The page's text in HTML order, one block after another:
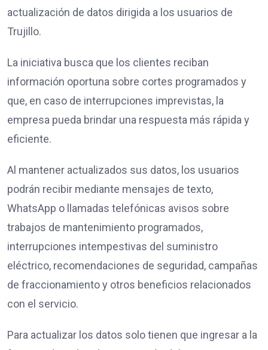
actualización de datos dirigida a los usuarios de
Trujillo.
La iniciativa busca que los clientes reciban
información oportuna sobre cortes programados y
que, en caso de interrupciones imprevistas, la
empresa pueda brindar una respuesta más rápida y
eficiente.
Al mantener actualizados sus datos, los usuarios
podrán recibir mediante mensajes de texto,
WhatsApp o llamadas telefónicas avisos sobre
trabajos de mantenimiento programados,
interrupciones intempestivas del suministro
eléctrico, recomendaciones de seguridad, campañas
de fraccionamiento y otros beneficios relacionados
con el servicio.
Para actualizar los datos solo tienen que ingresar a la